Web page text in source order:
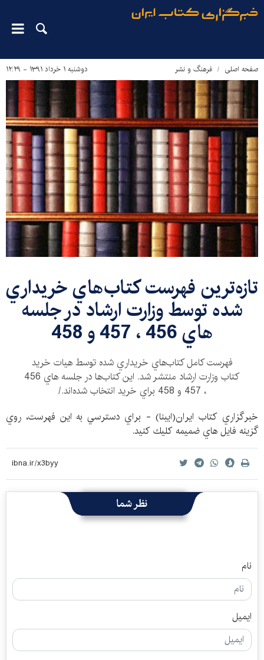
صفحه اصلی فرهنگ و نشر دوشنبه ۱ خرداد ۱۳۹۱ - ۱۲:۲۹
تازه‌ترين فهرست كتاب‌هاي خريداري
شده توسط وزارت ارشاد در جلسه
هاي 456 ، 457 و 458
فهرست كامل كتاب‌هاي خريداري شده توسط هيات خريد
كتاب وزارت ارشاد منتشر شد. اين كتاب‌ها در جلسه هاي 456
، 457 و 458 براي خريد انتخاب شده‌اند./
خبرگزاري كتاب ايران(ايبنا) - براي دسترسي به اين فهرست، روي
گزينه فايل هاي ضميمه كليك كنيد.
نظر شما
نام
ایمیل